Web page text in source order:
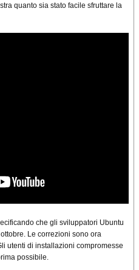
quanto sia stato facile sfruttare la
che gli sviluppatori Ubuntu
Le correzioni sono ora
utenti di installazioni compromesse
possibile.